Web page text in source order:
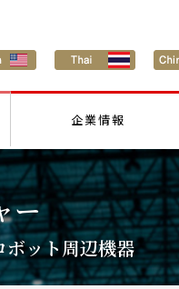
企業情報
ー
ット周辺機器